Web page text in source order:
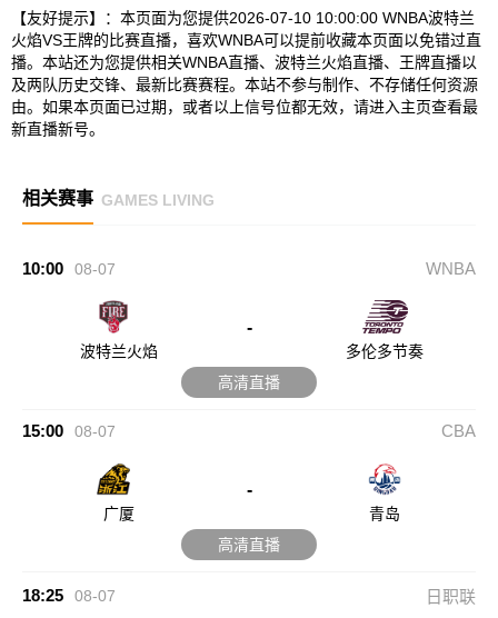
【友好提示】：本页面为您提供2026-07-10 10:00:00 WNBA波特兰
火焰VS王牌的比赛直播，喜欢WNBA可以提前收藏本页面以免错过直
播。本站还为您提供相关WNBA直播、波特兰火焰直播、王牌直播以
及两队历史交锋、最新比赛赛程。本站不参与制作、不存储任何资源
由。如果本页面已过期，或者以上信号位都无效，请进入主页查看最
新直播新号。
相关赛事 GAMES LIVING
10:00 08-07 WNBA
波特兰火焰
-
多伦多节奏
高清直播
15:00 08-07 CBA
广厦
-
青岛
高清直播
18:25 08-07 日职联